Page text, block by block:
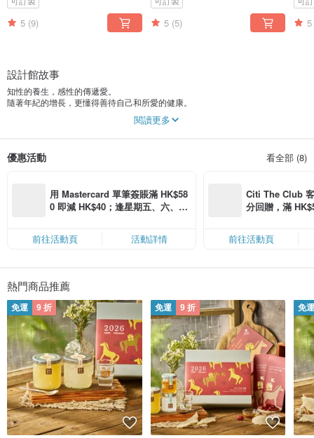
5 (9) 5 (5) 5
設計館故事
知性的養生，感性的傳遞愛。
隨著年紀的增長，更懂得善待自己和所愛的健康。
就是要用燕窩好好地照顧每一個人，
Let's Yan 樂絲燕
閱讀更多
優惠活動 看全部 (8)
用 Mastercard 單筆簽賬滿 HK$58
0 即減 HK$40；逢星期五、六、日
限，額滿即止，僅限「常用信用
卡」結帳）
前往活動頁 活動詳情
Citi The Club
分回贈，滿
前往活動頁
熱門商品推薦
免運 9 折 免運 9 折 免